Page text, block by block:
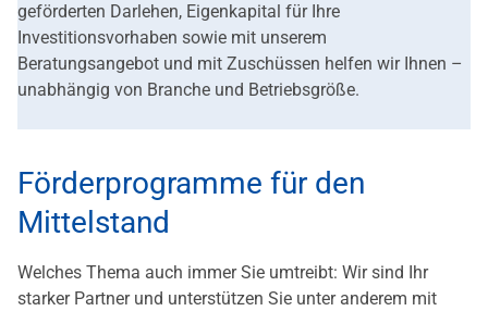
geförderten Darlehen, Eigenkapital für Ihre
Investitionsvorhaben sowie mit unserem
Beratungsangebot und mit Zuschüssen helfen wir Ihnen –
unabhängig von Branche und Betriebsgröße.
Förderprogramme für den
Mittelstand
Welches Thema auch immer Sie umtreibt: Wir sind Ihr
starker Partner und unterstützen Sie unter anderem mit